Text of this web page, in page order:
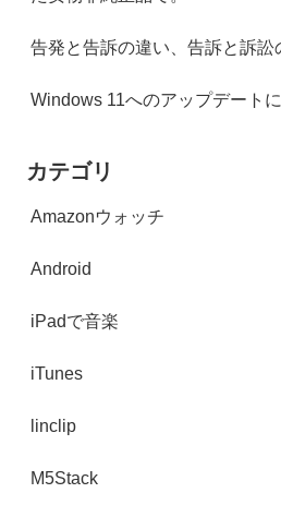
告発と告訴の違い、告訴と訴訟
Windows 11へのアップデート
カテゴリ
Amazonウォッチ
Android
iPadで音楽
iTunes
linclip
M5Stack